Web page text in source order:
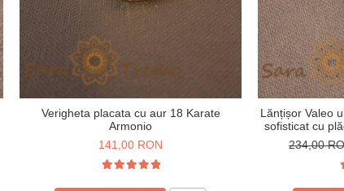
Verigheta placata cu aur 18 Karate
Armonio
141,00 RON
Lănțișor Valeo
sofisticat cu
234,00